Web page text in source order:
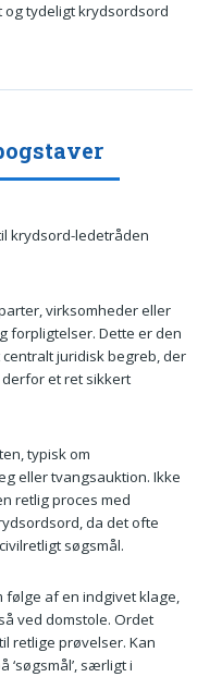
og tydeligt krydsordsord
krydsord-ledetråden
virksomheder eller
forpligtelser. Dette er den
centralt juridisk begreb, der
et ret sikkert
typisk om
eller tvangsauktion. Ikke
retlig proces med
da det ofte
søgsmål.
følge af en indgivet klage,
ved domstole. Ordet
retlige prøvelser. Kan
særligt i